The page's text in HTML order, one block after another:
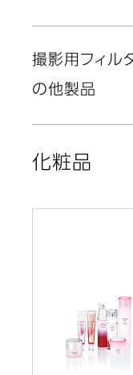
撮影用フィル
の他製品
化粧品